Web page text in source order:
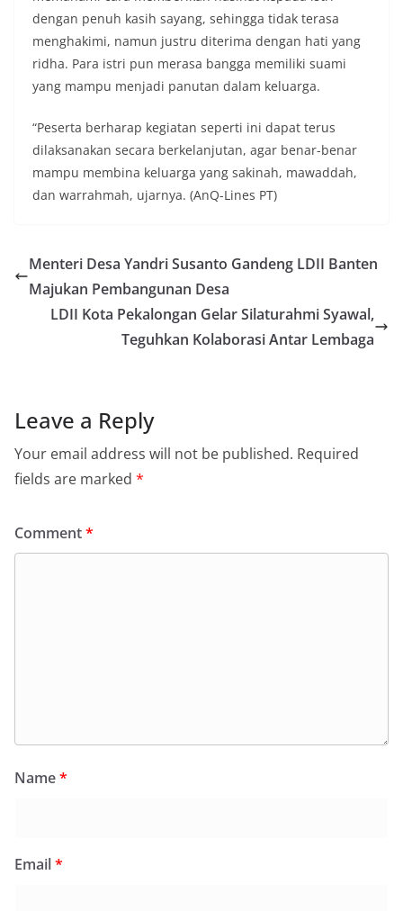
dengan penuh kasih sayang, sehingga tidak terasa
menghakimi, namun justru diterima dengan hati yang
ridha. Para istri pun merasa bangga memiliki suami
yang mampu menjadi panutan dalam keluarga.
“Peserta berharap kegiatan seperti ini dapat terus
dilaksanakan secara berkelanjutan, agar benar-benar
mampu membina keluarga yang sakinah, mawaddah,
dan warrahmah, ujarnya. (AnQ-Lines PT)
Menteri Desa Yandri Susanto Gandeng LDII Banten
Majukan Pembangunan Desa
LDII Kota Pekalongan Gelar Silaturahmi Syawal,
Teguhkan Kolaborasi Antar Lembaga
Leave a Reply
Your email address will not be published. Required
fields are marked *
Comment*
Name*
Email*